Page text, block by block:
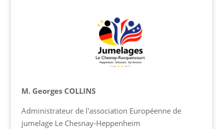
M. Georges COLLINS
Administrateur de l'association Européenne de
jumelage Le Chesnay-Heppenheim